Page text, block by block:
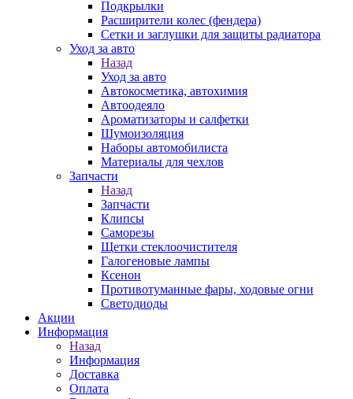
Подкрылки
Расширители колес (фендера)
Сетки и заглушки для защиты радиатора
Уход за авто
Назад
Уход за авто
Автокосметика, автохимия
Автоодеяло
Ароматизаторы и салфетки
Шумоизоляция
Наборы автомобилиста
Материалы для чехлов
Запчасти
Назад
Запчасти
Клипсы
Саморезы
Щетки стеклоочистителя
Галогеновые лампы
Ксенон
Противотуманные фары, ходовые огни
Светодиоды
Акции
Информация
Назад
Информация
Доставка
Оплата